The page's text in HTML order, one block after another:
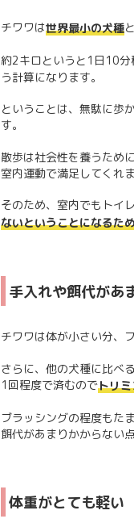
チワワは世界最小の犬種
約2キロというと1日10分
う計算になります。
ということは、無駄に歩
す。
散歩は社会性を養うため
室内運動で満足してくれま
そのため、室内でもトイ
ないということになるた
手入れや餌代があ
チワワは体が小さい分、
さらに、他の犬種に比べ
1回程度で済むのでトリ
ブラッシングの程度もた
餌代があまりかからない
体重がとても軽い